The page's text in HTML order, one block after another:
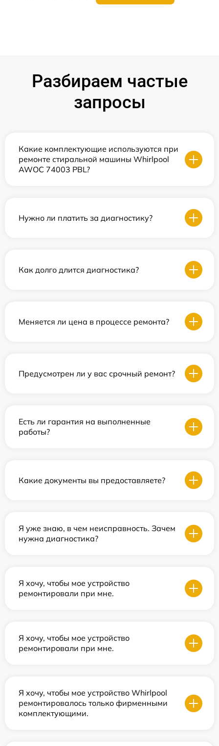
Разбираем частые
запросы
Какие комплектующие используются при
ремонте стиральной машины Whirlpool
AWOC 74003 PBL?
Нужно ли платить за диагностику?
Как долго длится диагностика?
Меняется ли цена в процессе ремонта?
Предусмотрен ли у вас срочный ремонт?
Есть ли гарантия на выполненные
работы?
Какие документы вы предоставляете?
Я уже знаю, в чем неисправность. Зачем
нужна диагностика?
Я хочу, чтобы мое устройство
ремонтировали при мне.
Я хочу, чтобы мое устройство
ремонтировали при мне.
Я хочу, чтобы мое устройство Whirlpool
ремонтировалось только фирменными
комплектующими.